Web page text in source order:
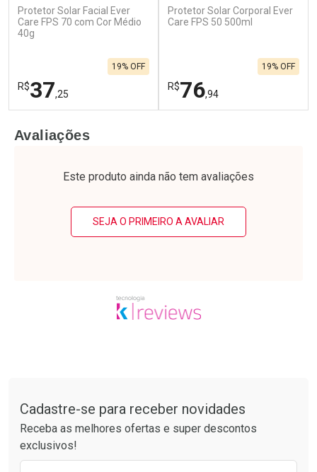
Protetor Solar Facial Ever
Care FPS 70 com Cor Médio
40g
R$37,25
19% OFF
Laboratório
Por R$ 37,25/cada
Por Menos
Protetor Solar Corporal Ever
Care FPS 50 500ml
R$76,94
19% OFF
Laboratório
Por R$ 76,94/cada
Por Menos
Avaliações
Este produto ainda não tem avaliações
SEJA O PRIMEIRO A AVALIAR
Cadastre-se para receber novidades
Receba as melhores ofertas e super descontos
exclusivos!